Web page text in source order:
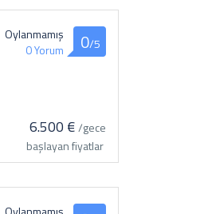
Oylanmamış
0 Yorum
0/5
6.500 €/gece
başlayan fiyatlar